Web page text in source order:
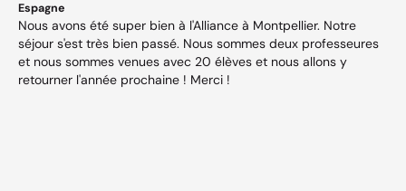
Espagne
Nous avons été super bien à l'Alliance à Montpellier. Notre
séjour s'est très bien passé. Nous sommes deux professeures
et nous sommes venues avec 20 élèves et nous allons y
retourner l'année prochaine ! Merci !